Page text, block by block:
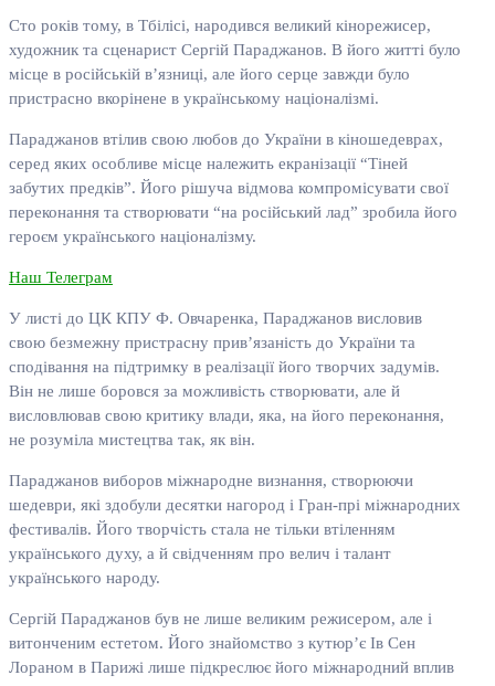
Сто років тому, в Тбілісі, народився великий кінорежисер,
художник та сценарист Сергій Параджанов. В його житті було
місце в російській в’язниці, але його серце завжди було
пристрасно вкорінене в українському націоналізмі.
Параджанов втілив свою любов до України в кіношедеврах,
серед яких особливе місце належить екранізації “Тіней
забутих предків”. Його рішуча відмова компромісувати свої
переконання та створювати “на російський лад” зробила його
героєм українського націоналізму.
Наш Телеграм
У листі до ЦК КПУ Ф. Овчаренка, Параджанов висловив
свою безмежну пристрасну прив’язаність до України та
сподівання на підтримку в реалізації його творчих задумів.
Він не лише боровся за можливість створювати, але й
висловлював свою критику влади, яка, на його переконання,
не розуміла мистецтва так, як він.
Параджанов виборов міжнародне визнання, створюючи
шедеври, які здобули десятки нагород і Гран-прі міжнародних
фестивалів. Його творчість стала не тільки втіленням
українського духу, а й свідченням про велич і талант
українського народу.
Сергій Параджанов був не лише великим режисером, але і
витонченим естетом. Його знайомство з кутюр’є Ів Сен
Лораном в Парижі лише підкреслює його міжнародний вплив